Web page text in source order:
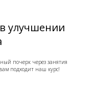
улучшении
почерк через занятия
подходит наш курс!